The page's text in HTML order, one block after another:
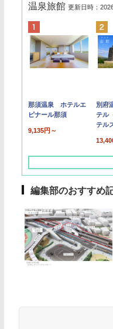
温泉旅館 更新日時：
那須温泉 ホテルエ
ピナール那須
9,135円～
別府
テル
テル
7,950
編集部のおすすめ